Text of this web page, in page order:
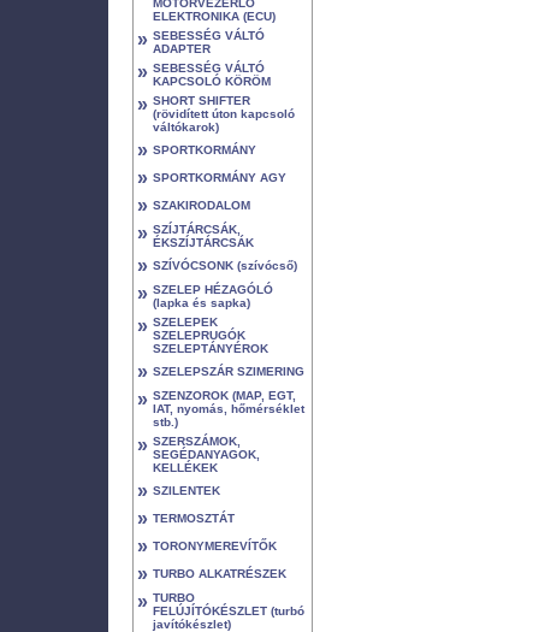
MOTORVEZÉRLŐ
ELEKTRONIKA (ECU)
» SEBESSÉG VÁLTÓ
ADAPTER
» SEBESSÉG VÁLTÓ
KAPCSOLÓ KÖRÖM
» SHORT SHIFTER
(rövidített úton kapcsoló
váltókarok)
» SPORTKORMÁNY
» SPORTKORMÁNY AGY
» SZAKIRODALOM
» SZÍJTÁRCSÁK,
ÉKSZÍJTÁRCSÁK
» SZÍVÓCSONK (szívócső)
» SZELEP HÉZAGÓLÓ
(lapka és sapka)
» SZELEPEK
SZELEPRUGÓK
SZELEPTÁNYÉROK
» SZELEPSZÁR SZIMERING
» SZENZOROK (MAP, EGT,
IAT, nyomás, hőmérséklet
stb.)
» SZERSZÁMOK,
SEGÉDANYAGOK,
KELLÉKEK
» SZILENTEK
» TERMOSZTÁT
» TORONYMEREVÍTŐK
» TURBO ALKATRÉSZEK
» TURBO
FELÚJÍTÓKÉSZLET (turbó
javítókészlet)